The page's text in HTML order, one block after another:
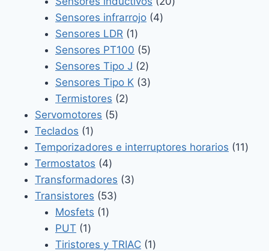
Sensores infrarrojo 44
Sensores LDR 11
producto
Sensores PT100 55
productos
Sensores Tipo J 22
productos
Sensores Tipo K 33
Termistores 22
Servomotores 55
Teclados 11
producto
Temporizadores e interruptores horarios 1111
Termostatos 44
productos
Transformadores 33
Transistores 5353
Mosfets 11
PUT 11
producto
Tiristores y TRIAC 11